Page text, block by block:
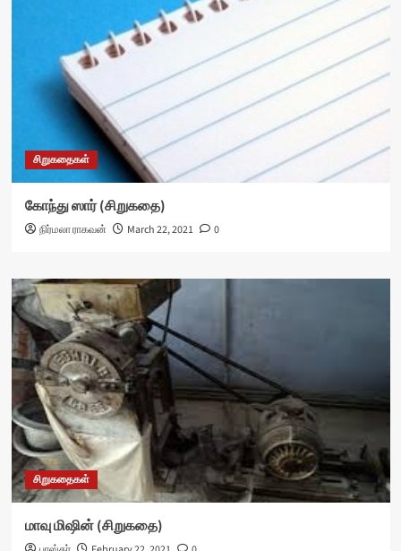
சிறுகதைகள்
கோந்து ஸார் (சிறுகதை)
நிர்மலா ராகவன் March 22, 2021 0
சிறுகதைகள்
மாவு மிஷின் (சிறுகதை)